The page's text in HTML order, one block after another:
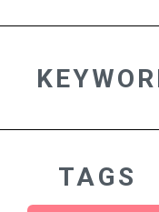
TAGS